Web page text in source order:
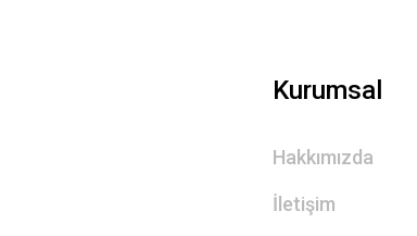
Kurumsal
Hakkımızda
İletişim